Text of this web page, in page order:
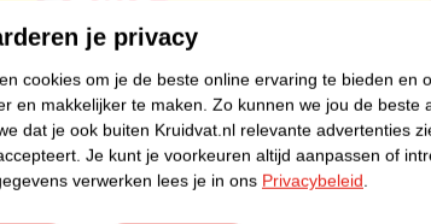
je privacy
cookies om je de beste online ervaring te bieden en
en makkelijker te maken. Zo kunnen we jou de beste
dat je ook buiten Kruidvat.nl relevante advertenties
Je kunt je voorkeuren altijd aanpassen of
verwerken lees je in ons Privacybeleid.